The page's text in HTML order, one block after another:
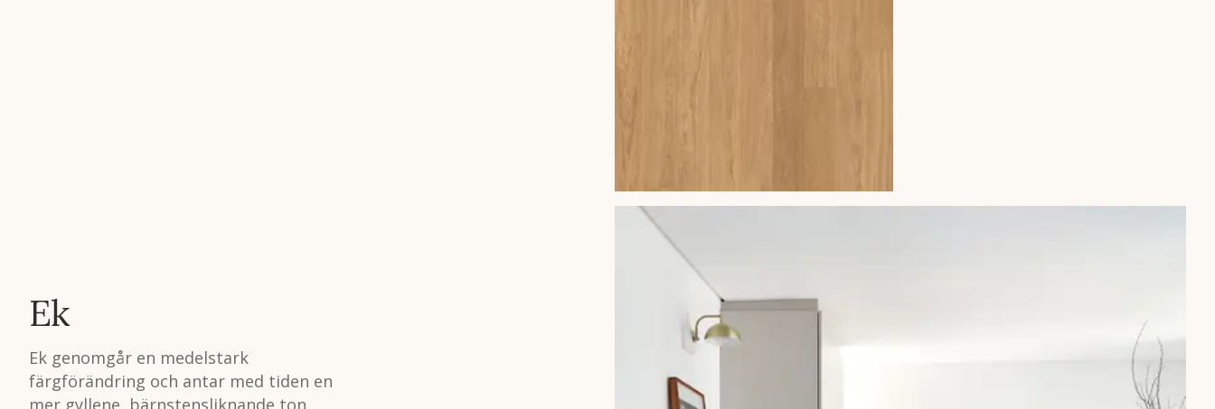
Ek
Ek genomgår en medelstark
färgförändring och antar med tiden en
mer gyllene, bärnstensliknande ton.